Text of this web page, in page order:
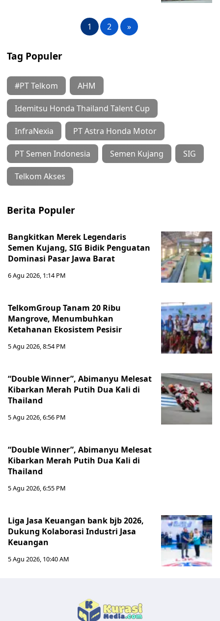
1 2 »
Tag Populer
#PT Telkom AHM
Idemitsu Honda Thailand Talent Cup
InfraNexia PT Astra Honda Motor
PT Semen Indonesia Semen Kujang SIG
Telkom Akses
Berita Populer
Bangkitkan Merek Legendaris
Semen Kujang, SIG Bidik Penguatan
Dominasi Pasar Jawa Barat
6 Agu 2026, 1:14 PM
TelkomGroup Tanam 20 Ribu
Mangrove, Menumbuhkan
Ketahanan Ekosistem Pesisir
5 Agu 2026, 8:54 PM
“Double Winner”, Abimanyu Melesat
Kibarkan Merah Putih Dua Kali di
Thailand
5 Agu 2026, 6:56 PM
“Double Winner”, Abimanyu Melesat
Kibarkan Merah Putih Dua Kali di
Thailand
5 Agu 2026, 6:55 PM
Liga Jasa Keuangan bank bjb 2026,
Dukung Kolaborasi Industri Jasa
Keuangan
5 Agu 2026, 10:40 AM